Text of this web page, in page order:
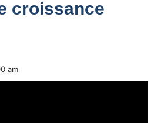
croissance
am